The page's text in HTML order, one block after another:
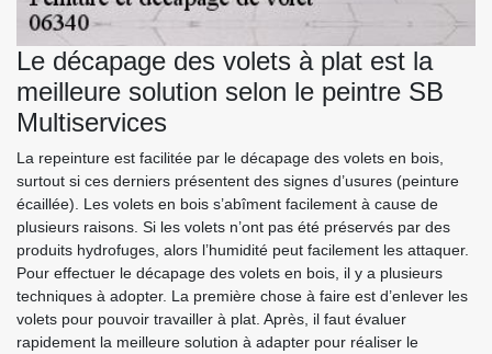
Le décapage des volets à plat est la
meilleure solution selon le peintre SB
Multiservices
La repeinture est facilitée par le décapage des volets en bois,
surtout si ces derniers présentent des signes d’usures (peinture
écaillée). Les volets en bois s’abîment facilement à cause de
plusieurs raisons. Si les volets n’ont pas été préservés par des
produits hydrofuges, alors l’humidité peut facilement les attaquer.
Pour effectuer le décapage des volets en bois, il y a plusieurs
techniques à adopter. La première chose à faire est d’enlever les
volets pour pouvoir travailler à plat. Après, il faut évaluer
rapidement la meilleure solution à adapter pour réaliser le